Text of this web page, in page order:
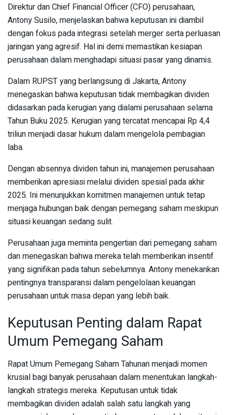
Direktur dan Chief Financial Officer (CFO) perusahaan,
Antony Susilo, menjelaskan bahwa keputusan ini diambil
dengan fokus pada integrasi setelah merger serta perluasan
jaringan yang agresif. Hal ini demi memastikan kesiapan
perusahaan dalam menghadapi situasi pasar yang dinamis.
Dalam RUPST yang berlangsung di Jakarta, Antony
menegaskan bahwa keputusan tidak membagikan dividen
didasarkan pada kerugian yang dialami perusahaan selama
Tahun Buku 2025. Kerugian yang tercatat mencapai Rp 4,4
triliun menjadi dasar hukum dalam mengelola pembagian
laba.
Dengan absennya dividen tahun ini, manajemen perusahaan
memberikan apresiasi melalui dividen spesial pada akhir
2025. Ini menunjukkan komitmen manajemen untuk tetap
menjaga hubungan baik dengan pemegang saham meskipun
situasi keuangan sedang sulit.
Perusahaan juga meminta pengertian dari pemegang saham
dan menegaskan bahwa mereka telah memberikan insentif
yang signifikan pada tahun sebelumnya. Antony menekankan
pentingnya transparansi dalam pengelolaan keuangan
perusahaan untuk masa depan yang lebih baik.
Keputusan Penting dalam Rapat
Umum Pemegang Saham
Rapat Umum Pemegang Saham Tahunan menjadi momen
krusial bagi banyak perusahaan dalam menentukan langkah-
langkah strategis mereka. Keputusan untuk tidak
membagikan dividen adalah salah satu langkah yang